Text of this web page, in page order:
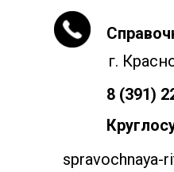
г.
8 (391)
spravochnaya-